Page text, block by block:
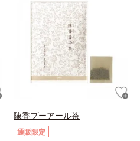
陳香プーアール茶
通販限定